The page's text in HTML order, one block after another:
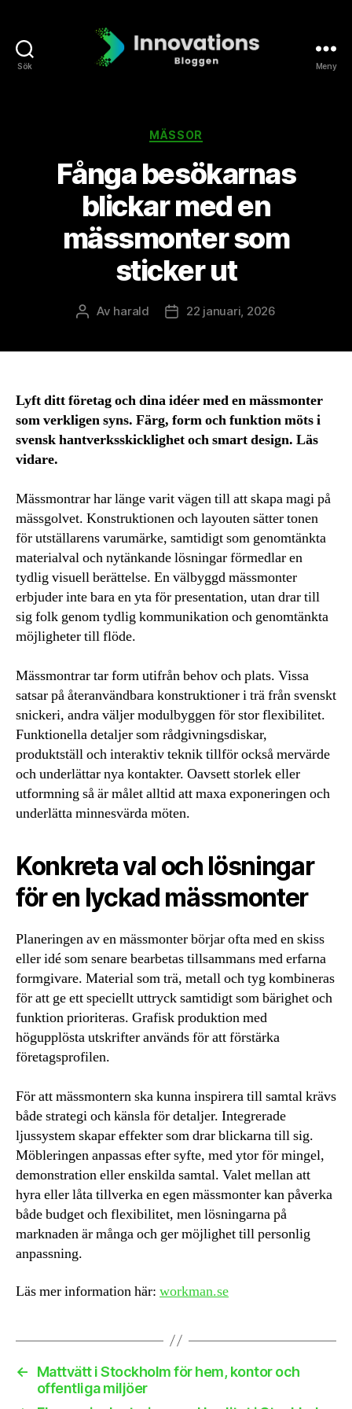
Sök Meny
Kategorier
MÄSSOR
Fånga besökarnas
blickar med en
mässmonter som
sticker ut
Inläggsförfattare
Av harald Inläggsdatum
22 januari, 2026
Lyft ditt företag och dina idéer med en mässmonter
som verkligen syns. Färg, form och funktion möts i
svensk hantverksskicklighet och smart design. Läs
vidare.
Mässmontrar har länge varit vägen till att skapa magi på
mässgolvet. Konstruktionen och layouten sätter tonen
för utställarens varumärke, samtidigt som genomtänkta
materialval och nytänkande lösningar förmedlar en
tydlig visuell berättelse. En välbyggd mässmonter
erbjuder inte bara en yta för presentation, utan drar till
sig folk genom tydlig kommunikation och genomtänkta
möjligheter till flöde.
Mässmontrar tar form utifrån behov och plats. Vissa
satsar på återanvändbara konstruktioner i trä från svenskt
snickeri, andra väljer modulbyggen för stor flexibilitet.
Funktionella detaljer som rådgivningsdiskar,
produktställ och interaktiv teknik tillför också mervärde
och underlättar nya kontakter. Oavsett storlek eller
utformning så är målet alltid att maxa exponeringen och
underlätta minnesvärda möten.
Konkreta val och lösningar
för en lyckad mässmonter
Planeringen av en mässmonter börjar ofta med en skiss
eller idé som senare bearbetas tillsammans med erfarna
formgivare. Material som trä, metall och tyg kombineras
för att ge ett speciellt uttryck samtidigt som bärighet och
funktion prioriteras. Grafisk produktion med
högupplösta utskrifter används för att förstärka
företagsprofilen.
För att mässmontern ska kunna inspirera till samtal krävs
både strategi och känsla för detaljer. Integrerade
ljussystem skapar effekter som drar blickarna till sig.
Möbleringen anpassas efter syfte, med ytor för mingel,
demonstration eller enskilda samtal. Valet mellan att
hyra eller låta tillverka en egen mässmonter kan påverka
både budget och flexibilitet, men lösningarna på
marknaden är många och ger möjlighet till personlig
anpassning.
Läs mer information här: workman.se
←
Mattvätt i Stockholm för hem, kontor och
offentliga miljöer